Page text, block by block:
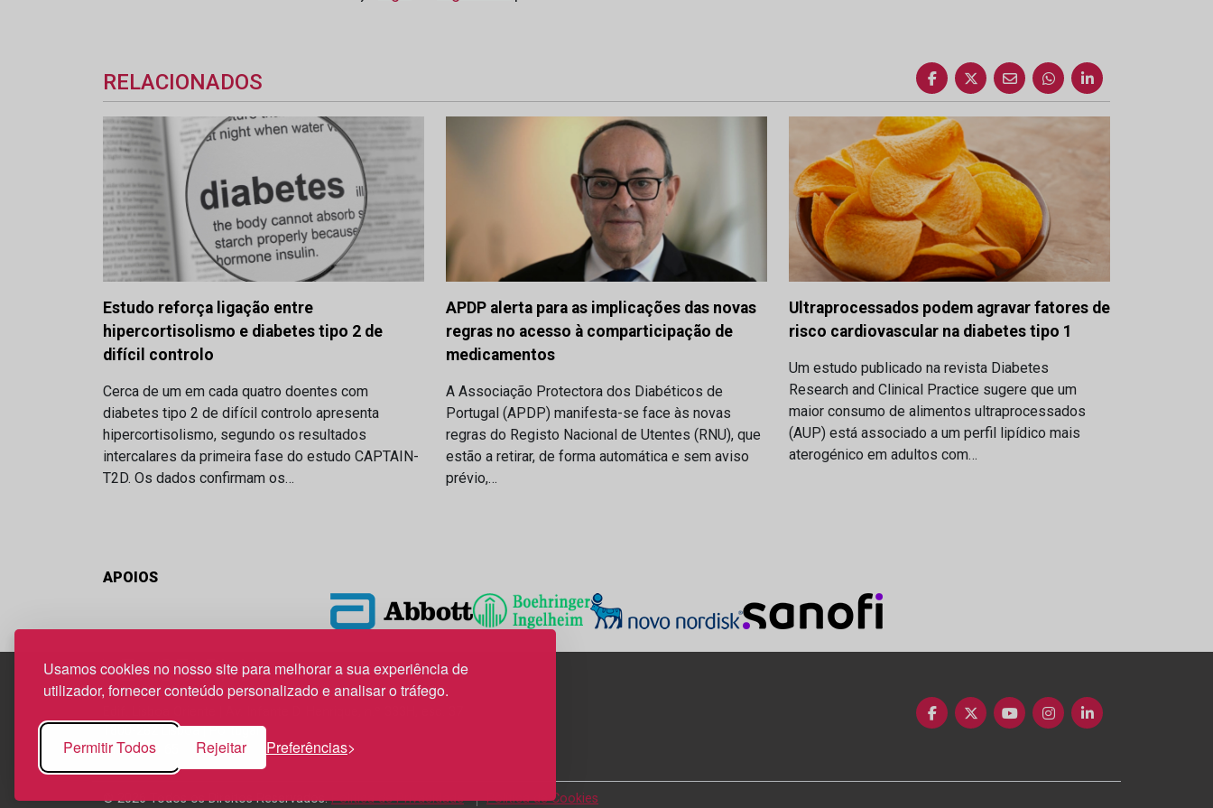
Usamos cookies no nosso site para melhorar a sua experiência de
utilizador, fornecer conteúdo personalizado e analisar o tráfego.
Permitir Todos Rejeitar Preferências
RELACIONADOS
Estudo reforça ligação entre
hipercortisolismo e diabetes tipo 2 de
difícil controlo
Cerca de um em cada quatro doentes com
diabetes tipo 2 de difícil controlo apresenta
hipercortisolismo, segundo os resultados
intercalares da primeira fase do estudo CAPTAIN-
T2D. Os dados confirmam os…
APDP alerta para as implicações das novas
regras no acesso à comparticipação de
medicamentos
A Associação Protectora dos Diabéticos de
Portugal (APDP) manifesta-se face às novas
regras do Registo Nacional de Utentes (RNU), que
estão a retirar, de forma automática e sem aviso
prévio,…
Ultraprocessados podem agravar fatores de
risco cardiovascular na diabetes tipo 1
Um estudo publicado na revista Diabetes
Research and Clinical Practice sugere que um
maior consumo de alimentos ultraprocessados
(AUP) está associado a um perfil lipídico mais
aterogénico em adultos com…
APOIOS
1800-282 Lisboa | Portugal
21 850 40 65
© 2026 Todos os Direitos Reservados.Política de Privacidade Política de Cookies